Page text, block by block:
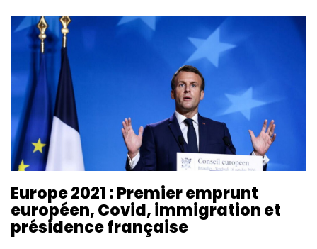
Europe 2021 : Premier emprunt
européen, Covid, immigration et
présidence française